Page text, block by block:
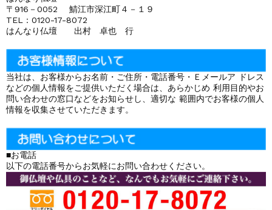
〒916－0052 鯖江市深江町４－１９
TEL：0120-17-8072
はんなり仏壇 出村 卓也 行
当社は、お客様からお名前・ご住所・電話番号・Ｅメールア ドレス
などの個人情報をご提供いただく場合は、あらかじめ 利用目的やお
問い合わせの窓口などをお知らせし、適切な 範囲内でお客様の個人
情報を収集させていただきます。
■お電話
以下の電話番号からお気軽にお問い合わせください。